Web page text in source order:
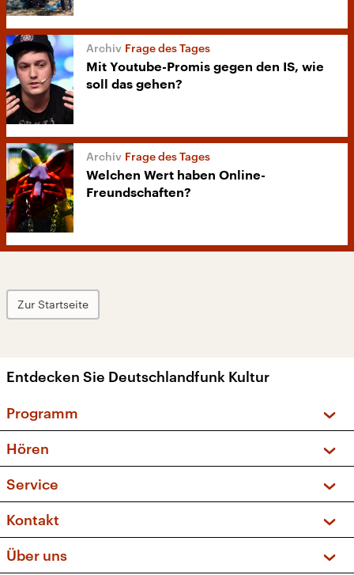
Frage des Tages
Mit Youtube-Promis gegen den IS, wie
soll das gehen?
Frage des Tages
Welchen Wert haben Online-
Freundschaften?
Zur Startseite
Entdecken Sie Deutschlandfunk Kultur
Programm
Sendungen und Podcasts
Musikliste
Kakadu – Das Kinderprogramm
Hören
Frequenzen (UKW + DAB+)
Service
FAQ
Apps
Newsletter
Kontakt
Über uns